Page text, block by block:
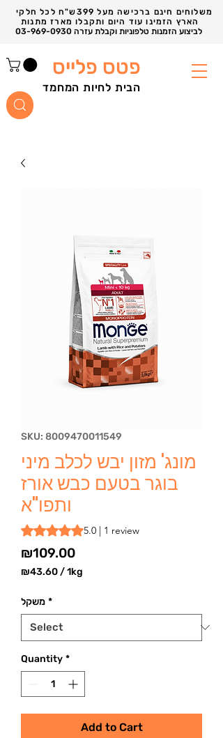
משלוחים חינם ברכישה מעל 399ש"ח לכל חלקי
פטס פלייס
הבית לחיות המחמד
SKU: 8009470011549
מונג' מזון יבש לכלב מיני
בוגר בטעם כבש אורז
ותפו"א
Rating is 5.0 out of five stars based on 1
5.0 | 1 review
₪109.00Price
₪43.60/1kg
per
1
Kilogram
משקל *
Quantity *
Add to Cart